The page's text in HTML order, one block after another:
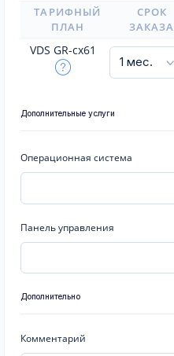
ТАРИФНЫЙ
ПЛАН
СРОК
ЗАКАЗА
VDS GR-cx61
Дополнительные услуги
Операционная система
Панель управления
Дополнительно
Комментарий